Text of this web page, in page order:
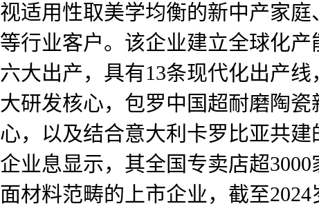
适用性取美学均衡的新中产家
行业客户。该企业建立全球化
大出产，具有13条现代化出产
研发核心，包罗中国超耐磨陶
，以及结合意大利卡罗比亚共
业息显示，其全国专卖店超
材料范畴的上市企业，截至